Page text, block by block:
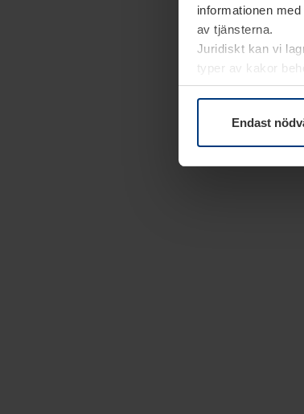
informationen
av tjänsterna.
Juridiskt kan vi
typer av kakor
kakor under
Endast